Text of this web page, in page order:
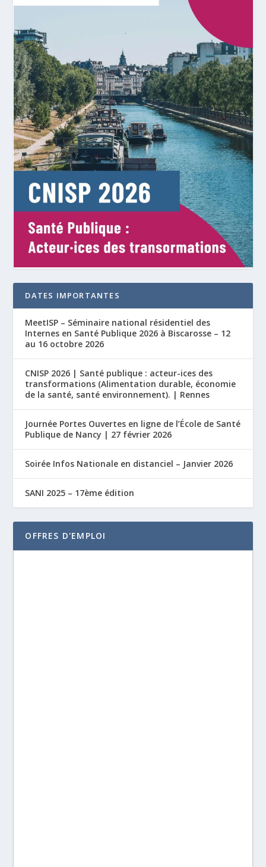
DATES IMPORTANTES
MeetISP – Séminaire national résidentiel des
Internes en Santé Publique 2026 à Biscarosse – 12
au 16 octobre 2026
CNISP 2026 | Santé publique : acteur-ices des
transformations (Alimentation durable, économie
de la santé, santé environnement). | Rennes
Journée Portes Ouvertes en ligne de l’École de Santé
Publique de Nancy | 27 février 2026
Soirée Infos Nationale en distanciel – Janvier 2026
SANI 2025 – 17ème édition
OFFRES D'EMPLOI